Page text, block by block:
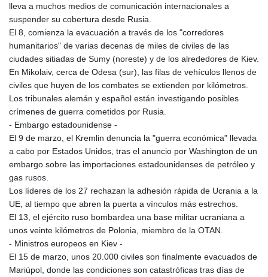
lleva a muchos medios de comunicación internacionales a
suspender su cobertura desde Rusia.
El 8, comienza la evacuación a través de los "corredores
humanitarios" de varias decenas de miles de civiles de las
ciudades sitiadas de Sumy (noreste) y de los alrededores de Kiev.
En Mikolaiv, cerca de Odesa (sur), las filas de vehículos llenos de
civiles que huyen de los combates se extienden por kilómetros.
Los tribunales alemán y español están investigando posibles
crímenes de guerra cometidos por Rusia.
- Embargo estadounidense -
El 9 de marzo, el Kremlin denuncia la "guerra económica" llevada
a cabo por Estados Unidos, tras el anuncio por Washington de un
embargo sobre las importaciones estadounidenses de petróleo y
gas rusos.
Los líderes de los 27 rechazan la adhesión rápida de Ucrania a la
UE, al tiempo que abren la puerta a vínculos más estrechos.
El 13, el ejército ruso bombardea una base militar ucraniana a
unos veinte kilómetros de Polonia, miembro de la OTAN.
- Ministros europeos en Kiev -
El 15 de marzo, unos 20.000 civiles son finalmente evacuados de
Mariúpol, donde las condiciones son catastróficas tras días de